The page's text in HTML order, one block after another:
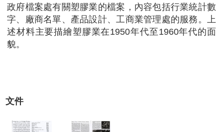
政府檔案處有關塑膠業的檔案，內容包括行業統計數
字、廠商名單、產品設計、工商業管理處的服務。上
述材料主要描繪塑膠業在1950年代至1960年代的面
貌。
文件